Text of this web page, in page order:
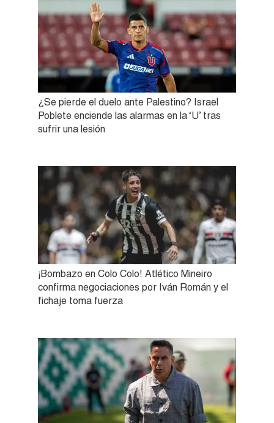
¿Se pierde el duelo ante Palestino? Israel
Poblete enciende las alarmas en la ‘U’ tras
sufrir una lesión
¡Bombazo en Colo Colo! Atlético Mineiro
confirma negociaciones por Iván Román y el
fichaje toma fuerza